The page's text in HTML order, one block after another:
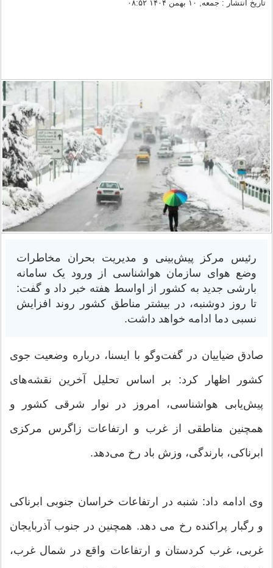
تاریخ انتشار : جمعه, ۱۰ بهمن ۱۴۰۴ ۰۸:۵۲
رئیس مرکز پیش‌بینی و مدیریت بحران مخاطرات
وضع هوای سازمان هواشناسی از ورود یک سامانه
بارشی جدید به کشور از اواسط هفته خبر داد و گفت:
تا روز دوشنبه، در بیشتر مناطق کشور روند افزایش
نسبی دما ادامه خواهد داشت.
صادق ضیاییان در گفت‌وگو با ایسنا، درباره وضعیت جوی
کشور اظهار کرد: بر اساس تحلیل آخرین نقشه‌های
پیش‌یابی هواشناسی، امروز در نوار شرقی کشور و
همچنین مناطقی از غرب و ارتفاعات زاگرس مرکزی
ابرناکی، بارندگی، وزش باد رخ می‌دهد.
وی ادامه داد: شنبه در ارتفاعات خراسان جنوبی ابرناکی
و رگبار پراکنده رخ می دهد. همچنین در جنوب آذربایجان
غربی، غرب کردستان و ارتفاعات واقع در شمال غرب،